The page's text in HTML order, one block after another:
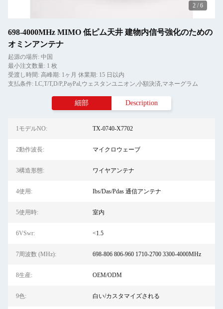
2 / 6
698-4000MHz MIMO 低ピム天井 建物内信号強化のための
オミンアンテナ
起源の場所: 中国
最小注文数量: 1 枚
受渡し時間: 高峰期: 1ヶ月 休業期: 15 日以内
支払条件: LC,T/T,D/P,PayPal,ウェスタンユニオン,小額決済,マネーグラム
細部 Description
1モデルNO: TX-0740-X7702
2動作波長: マイクロウェーブ
3構造形態: ワイヤアンテナ
4使用: Ibs/Das/Pdas 通信アンテナ
5使用時: 室内
6VSwr: <1.5
7周波数 (MHz): 698-806 806-960 1710-2700 3300-4000MHz
8生産: OEM/ODM
9色: 白い/カスタマイズされる